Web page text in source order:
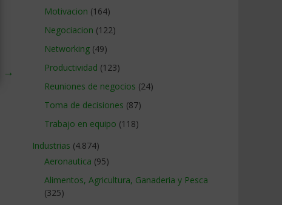
→
Motivacion (164)
Negociacion (122)
Networking (49)
Productividad (123)
Reuniones de negocios (24)
Toma de decisiones (87)
Trabajo en equipo (118)
Industrias (4.874)
Aeronautica (95)
Alimentos, Agricultura, Ganaderia y Pesca
(325)